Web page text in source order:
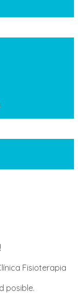
Fisioterapia
posible.